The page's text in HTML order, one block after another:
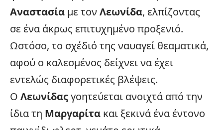
Αναστασία με τον Λεωνίδα, ελπίζοντας
σε ένα άκρως επιτυχημένο προξενιό.
Ωστόσο, το σχέδιό της ναυαγεί θεαματικά,
αφού ο καλεσμένος δείχνει να έχει
εντελώς διαφορετικές βλέψεις.
Ο Λεωνίδαςγοητεύεται ανοιχτά από την
ίδια τη Μαργαρίτα και ξεκινά ένα έντονο